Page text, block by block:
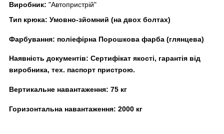
Виробник: "Автопристрій"
Тип крюка: Умовно-зйомний (на двох болтах)
Фарбування: поліефірна Порошкова фарба (глянцева)
Наявність документів: Сертифікат якості, гарантія від
виробника, тех. паспорт пристрою.
Вертикальне навантаження: 75 кг
Горизонтальна навантаження: 2000 кг